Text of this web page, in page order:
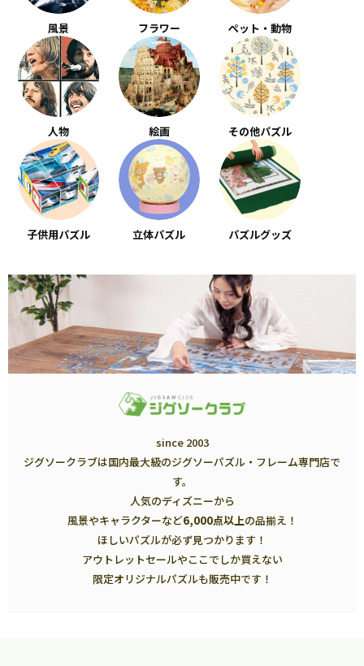
風景 フラワー ペット・動物
人物 絵画 その他パズル
子供用パズル 立体パズル パズルグッズ
since 2003
ジグソークラブは国内最大級のジグソーパズル・フレーム専門店で
す。
人気のディズニーから
風景やキャラクターなど6,000点以上の品揃え！
ほしいパズルが必ず見つかります！
アウトレットセールやここでしか買えない
限定オリジナルパズルも販売中です！